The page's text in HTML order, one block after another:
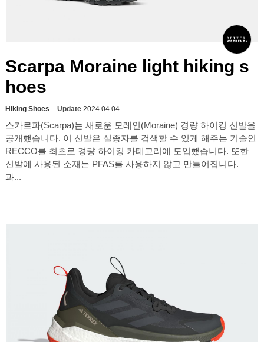
Scarpa Moraine light hiking s
hoes
Hiking Shoes Update 2024.04.04
스카르파(Scarpa)는 새로운 모레인(Moraine) 경량 하이킹 신발을
공개했습니다. 이 신발은 실종자를 검색할 수 있게 해주는 기술인
RECCO를 최초로 경량 하이킹 카테고리에 도입했습니다. 또한
신발에 사용된 소재는 PFAS를 사용하지 않고 만들어집니다.
과...